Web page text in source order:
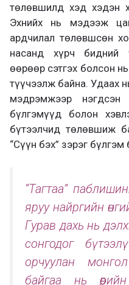
төлөвшилд хэд хэдэн
Эхнийх нь мэдээж
ардчилал төлөвшсөн
насанд хүрч бидний
өөрөөр сэтгэх болсон
түүчээлж байна. Удаах
мэдрэмжээр нэгдсэн
бүлгэмүүд болон
бүтээлчид төлөвшиж
“Сүүн бэх” зэрэг бүлгэм
“Тагтаа”
яруу найргийн
Гурав дахь нь
сонгодог
орчуулан
байгаа нь